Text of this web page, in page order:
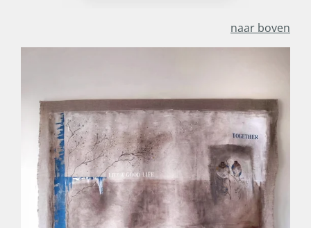
naar boven